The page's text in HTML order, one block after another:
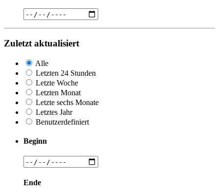
Zuletzt aktualisiert
Alle
Letzten 24 Stunden
Letzte Woche
Letzten Monat
Letzte sechs Monate
Letztes Jahr
Benutzerdefiniert
Beginn
Ende